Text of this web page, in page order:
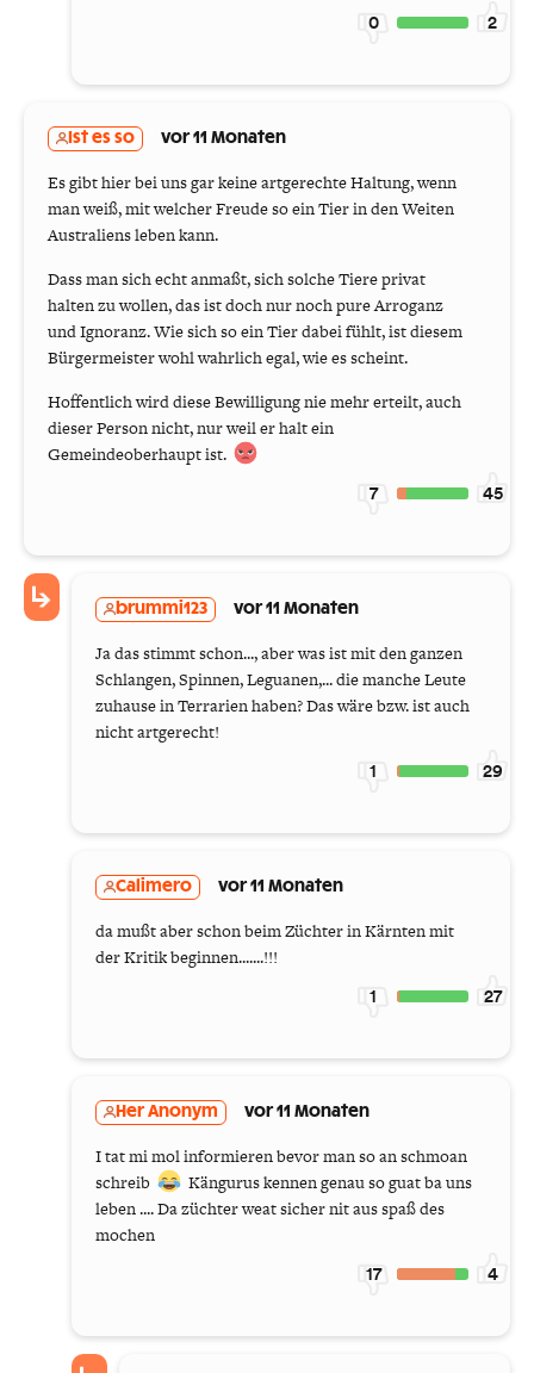
0 2
Ist es so vor 11 Monaten
Es gibt hier bei uns gar keine artgerechte Haltung, wenn
man weiß, mit welcher Freude so ein Tier in den Weiten
Australiens leben kann.
Dass man sich echt anmaßt, sich solche Tiere privat
halten zu wollen, das ist doch nur noch pure Arroganz
und Ignoranz. Wie sich so ein Tier dabei fühlt, ist diesem
Bürgermeister wohl wahrlich egal, wie es scheint.
Hoffentlich wird diese Bewilligung nie mehr erteilt, auch
dieser Person nicht, nur weil er halt ein
Gemeindeoberhaupt ist.
7 45
brummi123 vor 11 Monaten
Ja das stimmt schon..., aber was ist mit den ganzen
Schlangen, Spinnen, Leguanen,... die manche Leute
zuhause in Terrarien haben? Das wäre bzw. ist auch
nicht artgerecht!
1 29
Calimero vor 11 Monaten
da mußt aber schon beim Züchter in Kärnten mit
der Kritik beginnen.......!!!
1 27
Her Anonym vor 11 Monaten
I tat mi mol informieren bevor man so an schmoan
schreib
Kängurus kennen genau so guat ba uns
leben .... Da züchter weat sicher nit aus spaß des
mochen
17 4